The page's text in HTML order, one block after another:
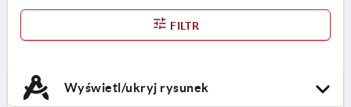
FILTR
Wyświetl/ukryj rysunek